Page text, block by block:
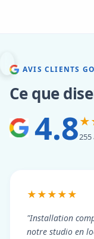
AVIS CLIENTS
Ce que
4.8255
★★★★★
"Installation
notre studio en